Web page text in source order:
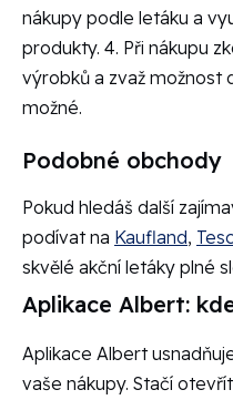
nákupy podle letáku a
produkty. 4. Při nákupu
výrobků a zvaž možnost
možné.
Podobné obchody
Pokud hledáš další
podívat na Kaufland,
skvělé akční letáky plné
Aplikace Albert:
Aplikace Albert
vaše nákupy. Stačí